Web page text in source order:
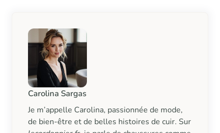
Carolina Sargas
Je m’appelle Carolina, passionnée de mode,
de bien-être et de belles histoires de cuir. Sur